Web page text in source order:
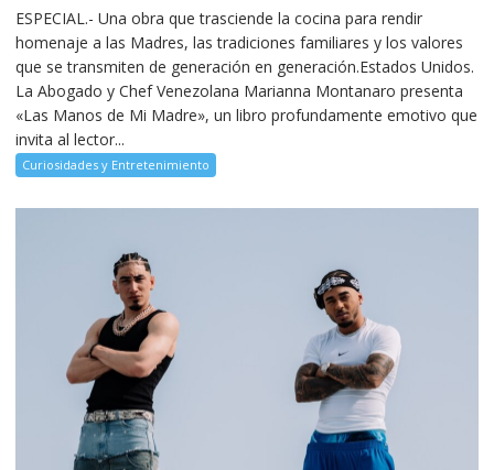
ESPECIAL.- Una obra que trasciende la cocina para rendir
homenaje a las Madres, las tradiciones familiares y los valores
que se transmiten de generación en generación.Estados Unidos.
La Abogado y Chef Venezolana Marianna Montanaro presenta
«Las Manos de Mi Madre», un libro profundamente emotivo que
invita al lector...
Curiosidades y Entretenimiento